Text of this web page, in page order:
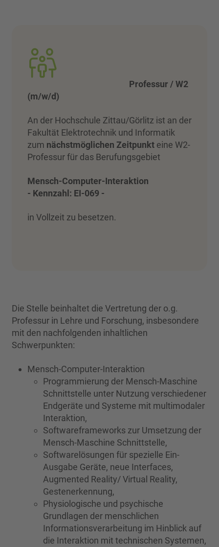
Professur / W2
(m/w/d)
An der Hochschule Zittau/Görlitz ist an der
Fakultät Elektrotechnik und Informatik
zum nächstmöglichen Zeitpunkt eine W2-
Professur für das Berufungsgebiet
Mensch-Computer-Interaktion
- Kennzahl: EI-069 -
in Vollzeit zu besetzen.
Die Stelle beinhaltet die Vertretung der o.g.
Professur in Lehre und Forschung, insbesondere
mit den nachfolgenden inhaltlichen
Schwerpunkten:
Mensch-Computer-Interaktion
Programmierung der Mensch-Maschine
Schnittstelle unter Nutzung verschiedener
Endgeräte und Systeme mit multimodaler
Interaktion,
Softwareframeworks zur Umsetzung der
Mensch-Maschine Schnittstelle,
Softwarelösungen für spezielle Ein-
Ausgabe Geräte, neue Interfaces,
Augmented Reality/ Virtual Reality,
Gestenerkennung,
Physiologische und psychische
Grundlagen der menschlichen
Informationsverarbeitung im Hinblick auf
die Interaktion mit technischen Systemen,